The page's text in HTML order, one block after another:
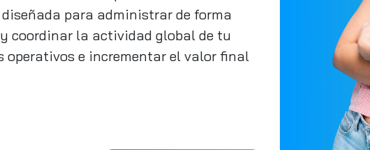
para administrar de forma
coordinar la actividad global de tu
operativos e incrementar el valor final